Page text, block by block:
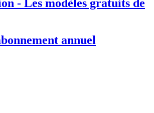
- Les modèles gratuits de
annuel